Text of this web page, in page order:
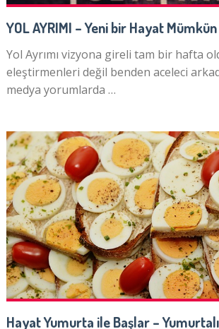
YOL AYRIMI – Yeni bir Hayat Mümkün
Yol Ayrımı vizyona gireli tam bir hafta
eleştirmenleri değil benden aceleci
medya yorumlarda …
Hayat Yumurta ile Başlar –